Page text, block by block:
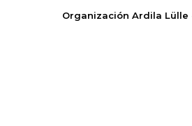
Organización Ardila Lülle